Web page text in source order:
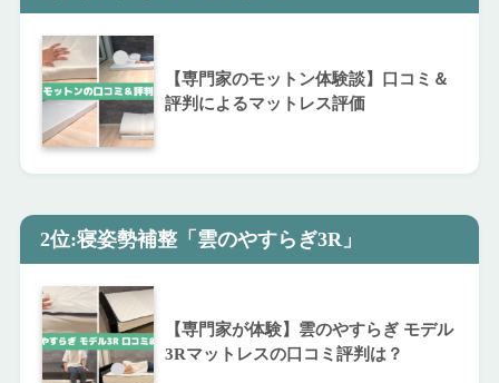
【専門家のモットン体験談】口コミ＆
評判によるマットレス評価
2位:寝姿勢補整「雲のやすらぎ3R」
【専門家が体験】雲のやすらぎ モデル
3Rマットレスの口コミ評判は？